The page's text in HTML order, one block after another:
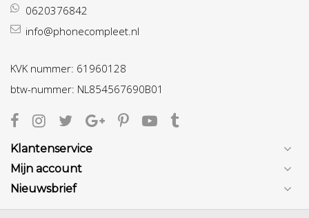
0620376842
info@phonecompleet.nl
KVK nummer: 61960128
btw-nummer: NL854567690B01
Klantenservice
Mijn account
Nieuwsbrief